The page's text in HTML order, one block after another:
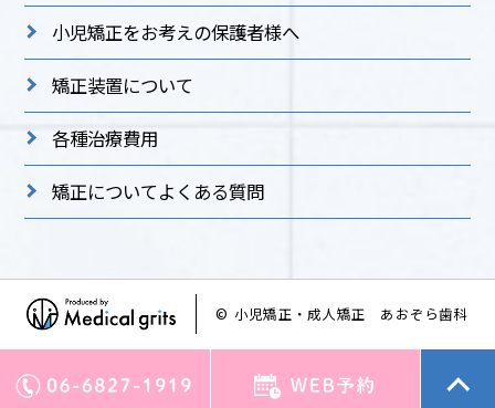
小児矯正をお考えの保護者様へ
矯正装置について
各種治療費用
矯正についてよくある質問
© 小児矯正・成人矯正 あおぞら歯科